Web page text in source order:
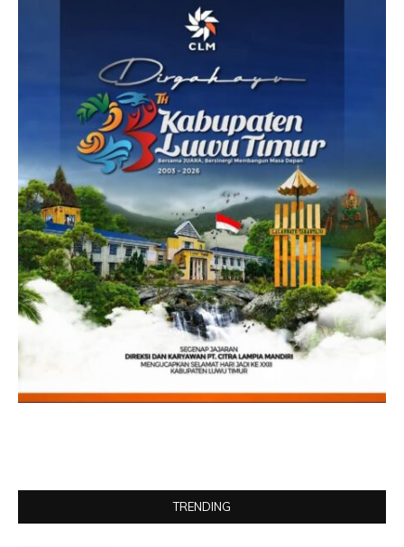
TRENDING